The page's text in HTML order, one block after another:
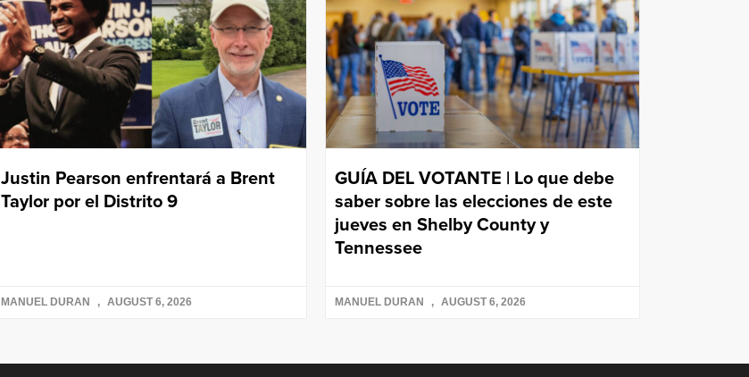
Justin Pearson enfrentará a Brent
Taylor por el Distrito 9
MANUEL DURAN AUGUST 6, 2026
GUÍA DEL VOTANTE | Lo que debe
saber sobre las elecciones de este
jueves en Shelby County y
Tennessee
MANUEL DURAN AUGUST 6, 2026